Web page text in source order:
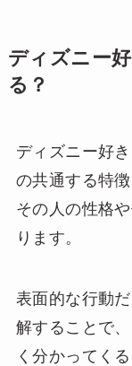
ディズニー
る？
ディズニー好
の共通する特
その人の性格
ります。
表面的な行動
解することで
く分かってくる